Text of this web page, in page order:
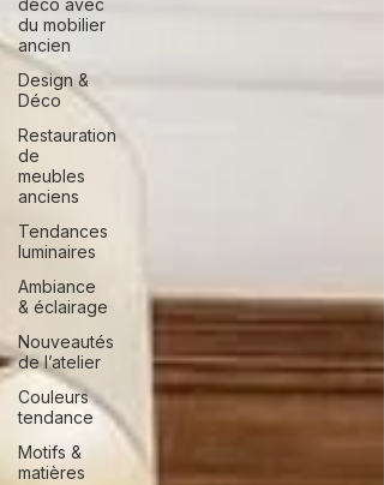
déco avec
du mobilier
ancien
Design &
Déco
Restauration
de
meubles
anciens
Tendances
luminaires
Ambiance
& éclairage
Nouveautés
de l’atelier
Couleurs
tendance
Motifs &
matières